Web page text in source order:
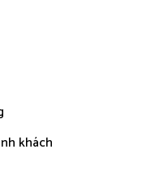
khách